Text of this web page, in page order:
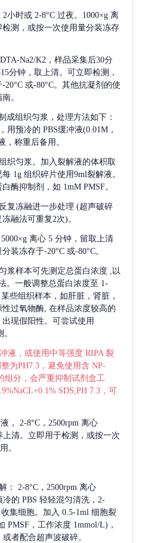
2小时或 2-8°C 过夜。1000×g 离
测，或按一次使用量分装冻存
Na2/K2，样品采集后30分
分钟，取上清。可立即检测，
或-80°C。其他抗凝剂的使
。
成组织匀浆，处理方法如下：
用预冷的 PBS缓冲液(0.01M，
，称重后备用。
织匀浆。加入裂解液的体积取
每 1g 组织碎片使用9ml裂解液。
酶抑制剂，如 1mM PMSF。
复冻融进一步处理 (超声破碎
融法可重复2次)。
5000×g 离心 5 分钟，留取上清
装冻存于-20°C 或-80°C。
浆样本可先测定总蛋白浓度
,以
。一般调整总蛋白浓度至 1-
些组织样本，如肝脏，肾脏，
过氧物酶, 在样品浓度较高的
现假阳性。可尝试使用
液，或使用中等强度 RIPA 裂
为PH7.3，避免使用含 NP-
组分，会严重抑制试剂盒工
SDS,PH 7.3，可
，
2-8°C，2500rpm 离心
清。立即用于检测，或按一次
。
：
2-8°C，2500rpm 离心
的 PBS 轻轻混匀清洗，2-
集细胞。加入 0.5-1ml 细胞裂
PMSF，工作浓度 1mmol/L)，
者配合超声波破碎。